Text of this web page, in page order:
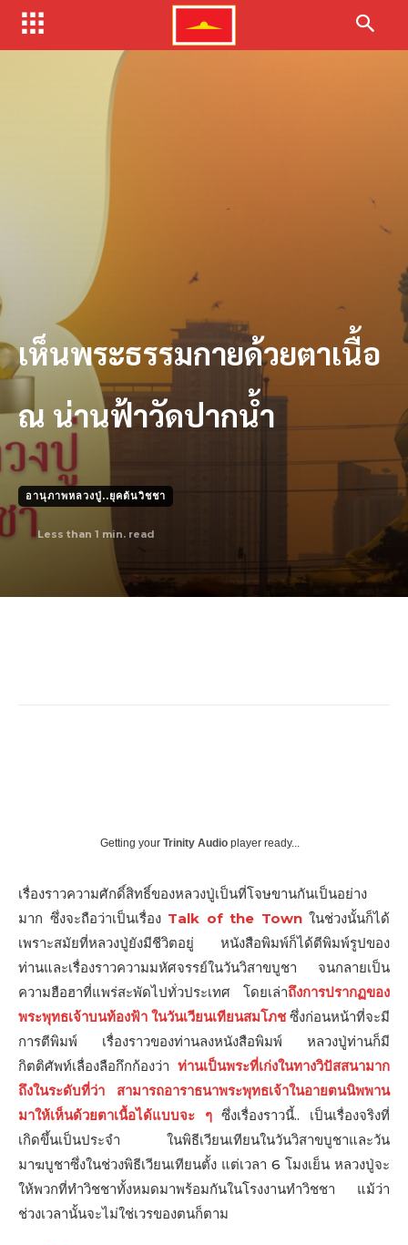
เห็นพระธรรมกายด้วยตาเนื้อ
ณ น่านฟ้าวัดปากนํ้า
อานุภาพหลวงปู่..ยุคต้นวิชชา
Less than 1 min. read
Getting your Trinity Audio player ready...
เรื่องราวความศักดิ์สิทธิ์ของหลวงปู่เป็นที่โจษขานกันเป็นอย่าง
มาก ซึ่งจะถือว่าเป็นเรื่อง Talk of the Town ในช่วงนั้นก็ได้
เพราะสมัยที่หลวงปู่ยังมีชีวิตอยู่ หนังสือพิมพ์ก็ได้ตีพิมพ์รูปของ
ท่านและเรื่องราวความมหัศจรรย์ในวันวิสาขบูชา จนกลายเป็น
ความฮือฮาที่แพร่สะพัดไปทั่วประเทศ โดยเล่าถึงการปรากฏของ
พระพุทธเจ้าบนท้องฟ้า ในวันเวียนเทียนสมโภช ซึ่งก่อนหน้าที่จะมี
การตีพิมพ์ เรื่องราวของท่านลงหนังสือพิมพ์ หลวงปู่ท่านก็มี
กิตติศัพท์เลื่องลือกึกก้องว่า ท่านเป็นพระที่เก่งในทางวิปัสสนามาก
ถึงในระดับที่ว่า สามารถอาราธนาพระพุทธเจ้าในอายตนนิพพาน
มาให้เห็นด้วยตาเนื้อได้แบบจะ ๆซึ่งเรื่องราวนี้.. เป็นเรื่องจริงที่
เกิดขึ้นเป็นประจำ ในพิธีเวียนเทียนในวันวิสาขบูชาและวัน
มาฆบูชาซึ่งในช่วงพิธีเวียนเทียนตั้ง แต่เวลา 6 โมงเย็น หลวงปู่จะ
ให้พวกที่ทำวิชชาทั้งหมดมาพร้อมกันในโรงงานทำวิชชา แม้ว่า
ช่วงเวลานั้นจะไม่ใช่เวรของตนก็ตาม